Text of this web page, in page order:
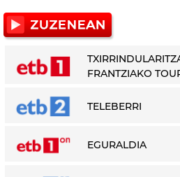
FRANTZIAKO
TELEBERRI
EGURALDIA